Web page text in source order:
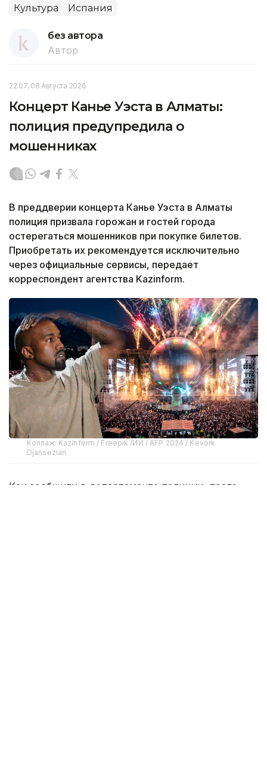
Культура Испания
без автора
Автор
22:07, 08 Августа 2026
Концерт Канье Уэста в Алматы:
полиция предупредила о
мошенниках
В преддверии концерта Канье Уэста в Алматы
полиция призвала горожан и гостей города
остерегаться мошенников при покупке билетов.
Приобретать их рекомендуется исключительно
через официальные сервисы, передает
корреспондент агентства Kazinform.
Коллаж: Kazinform / Freepik /ИИ / AFP 2024 / Kevork
Djansezian
Как сообщили в департаменте полиции, после